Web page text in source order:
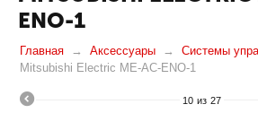
ENO-1
Главная Аксессуары
Системы
Mitsubishi Electric ME-AC-ENO-1
10 из 27